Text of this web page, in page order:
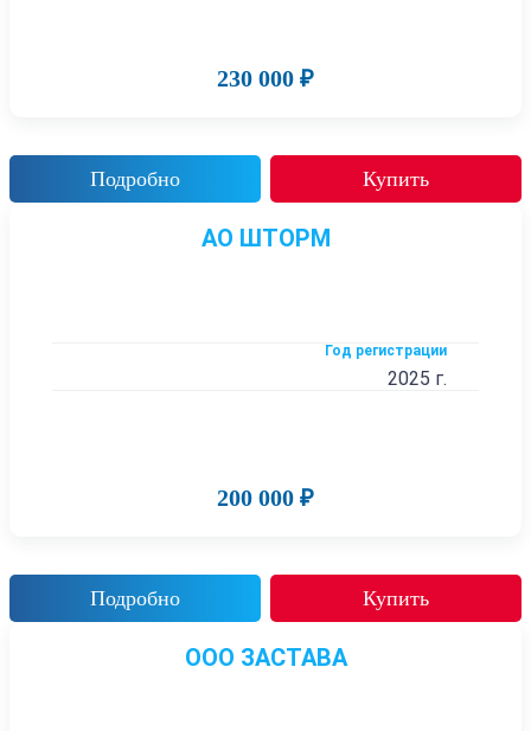
230 000 ₽
Подробно Купить
АО ШТОРМ
Год регистрации
2025 г.
200 000 ₽
Подробно Купить
ООО ЗАСТАВА